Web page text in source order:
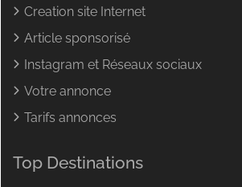
Creation site Internet
Article sponsorisé
Instagram et Réseaux sociaux
Votre annonce
Tarifs annonces
Top Destinations